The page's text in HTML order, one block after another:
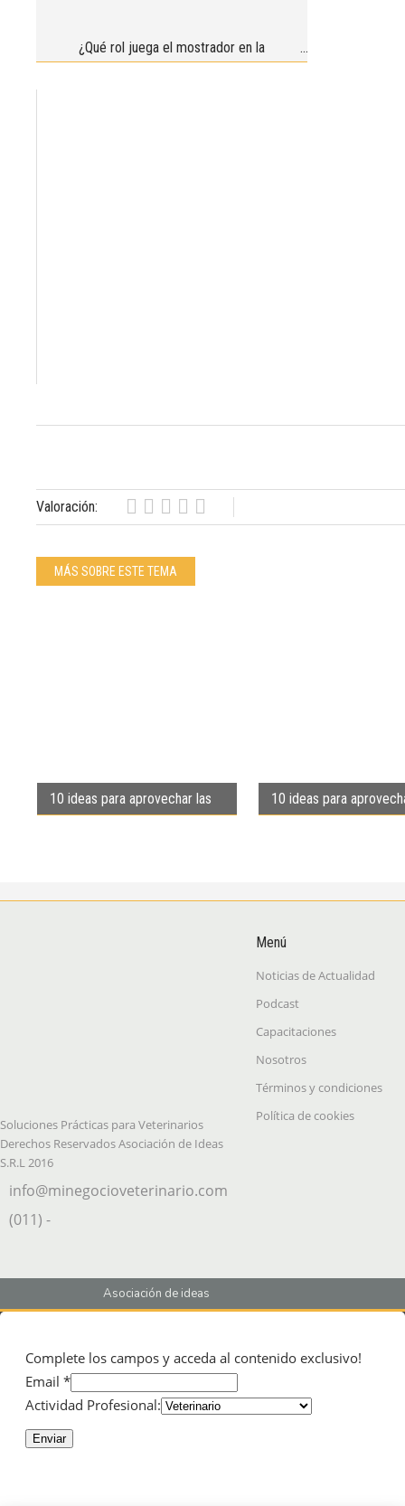
¿Qué rol juega el mostrador en la
Valoración:
MÁS SOBRE ESTE TEMA
10 ideas para aprovechar las
10 ideas para
Soluciones Prácticas para Veterinarios
Derechos Reservados Asociación de Ideas
S.R.L 2016
info@minegocioveterinario.com
(011) -
Menú
Noticias de Actualidad
Podcast
Capacitaciones
Nosotros
Términos y condiciones
Política de cookies
Asociación de ideas
Complete los campos y acceda al contenido exclusivo!
Email *
Actividad Profesional:
Enviar